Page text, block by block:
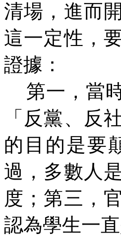
清場，進而
這一定性，
證據：
第一，當
「反黨、反
的目的是要
過，多數人
度；第三，
認為學生一